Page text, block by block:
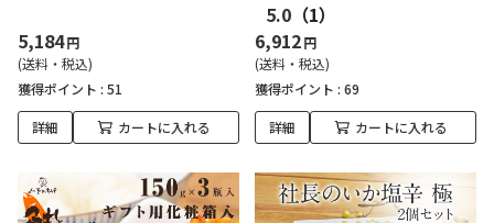
5,184円
(送料・税込)
獲得ポイント : 51
詳細 カートに入れる
5.0 （1）
6,912円
(送料・税込)
獲得ポイント : 69
詳細 カートに入れる